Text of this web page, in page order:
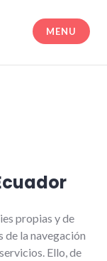
MENU
propias y de
la navegación
Ello, de